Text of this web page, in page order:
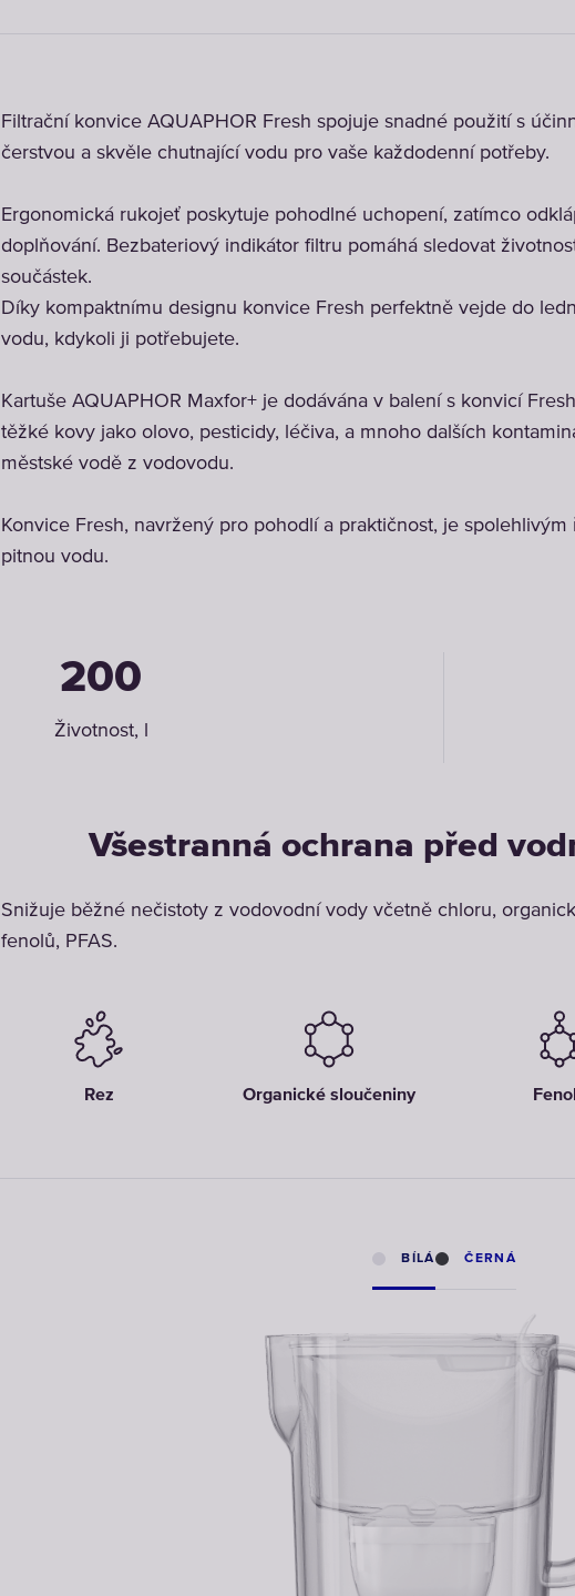
Filtrační konvice AQUAPHOR Fresh spojuje snadné použití s
čerstvou a skvěle chutnající vodu pro vaše každodenní potřeby.
Ergonomická rukojeť poskytuje pohodlné uchopení, zatímco
doplňování. Bezbateriový indikátor filtru pomáhá sledovat
součástek.
Díky kompaktnímu designu konvice Fresh perfektně vejde do
vodu, kdykoli ji potřebujete.
Kartuše AQUAPHOR Maxfor+ je dodávána v balení s konvicí
těžké kovy jako olovo, pesticidy, léčiva, a mnoho dalších
městské vodě z vodovodu.
Konvice Fresh, navržený pro pohodlí a praktičnost, je
pitnou vodu.
200
Životnost, l
Všestranná ochrana před
Snižuje běžné nečistoty z vodovodní vody včetně chloru,
fenolů, PFAS.
Rez Organické sloučeniny
BÍLÁ ČERNÁ